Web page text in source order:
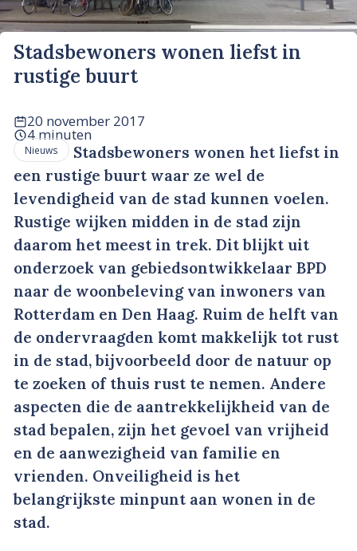
Stadsbewoners wonen liefst in
rustige buurt
20 november 2017
4 minuten
Nieuws
Stadsbewoners wonen het liefst in
een rustige buurt waar ze wel de
levendigheid van de stad kunnen voelen.
Rustige wijken midden in de stad zijn
daarom het meest in trek. Dit blijkt uit
onderzoek van gebiedsontwikkelaar BPD
naar de woonbeleving van inwoners van
Rotterdam en Den Haag. Ruim de helft van
de ondervraagden komt makkelijk tot rust
in de stad, bijvoorbeeld door de natuur op
te zoeken of thuis rust te nemen. Andere
aspecten die de aantrekkelijkheid van de
stad bepalen, zijn het gevoel van vrijheid
en de aanwezigheid van familie en
vrienden. Onveiligheid is het
belangrijkste minpunt aan wonen in de
stad.